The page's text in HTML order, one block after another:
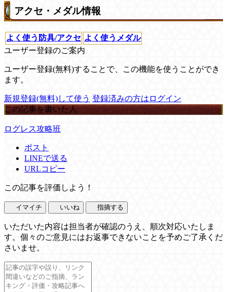
アクセ・メダル情報
よく使う防具/アクセ よく使うメダル
ユーザー登録のご案内
ユーザー登録(無料)することで、この機能を使うことができ
ます。
新規登録(無料)して使う 登録済みの方はログイン
この記事を書いた人
ログレス攻略班
ポスト
LINEで送る
URLコピー
この記事を評価しよう！
イマイチ いいね 指摘する
いただいた内容は担当者が確認のうえ、順次対応いたしま
す。個々のご意見にはお返事できないことを予めご了承くだ
さいませ。